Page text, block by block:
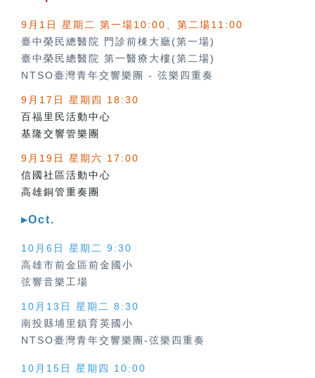
9月1日 星期二 第一場10:00、第二場11:00
臺中榮民總醫院 門診前棟大廳(第一場)
臺中榮民總醫院 第一醫療大樓(第二場)
NTSO臺灣青年交響樂團 - 弦樂四重奏
9月17日 星期四 18:30
百福里民活動中心
基隆交響管樂團
9月19日 星期六 17:00
信國社區活動中心
高雄銅管重奏團
▸Oct.
10月6日 星期二 9:30
高雄市前金區前金國小
弦響音樂工場
10月13日 星期二 8:30
南投縣埔里鎮育英國小
NTSO臺灣青年交響樂團-弦樂四重奏
10月15日 星期四 10:00